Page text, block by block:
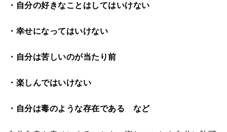
・自分の好きなことはしてはいけない
・幸せになってはいけない
・自分は苦しいのが当たり前
・楽しんではいけない
・自分は毒のような存在である など